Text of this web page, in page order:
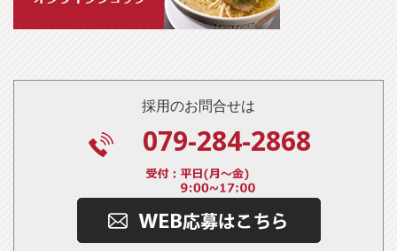
採用のお問合せは
079-284-2868